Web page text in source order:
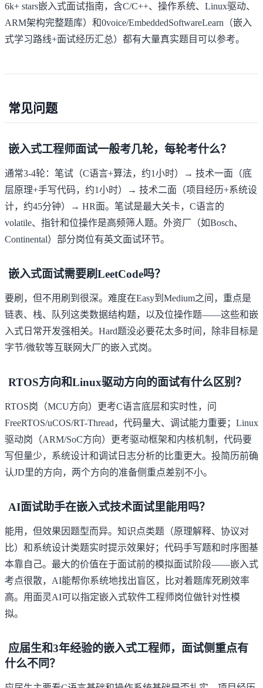
6k+ stars嵌入式面试指南，含C/C++、操作系统、Linux驱动、
ARM架构完整题库）和0voice/EmbeddedSoftwareLearn （嵌入
式学习路线+面试经历汇总）都有大量真实题目可以参考。
常见问题
嵌入式工程师面试一般考几轮，每轮考什么？
通常3-4轮：笔试（C语言+算法，约1小时）→ 技术一面（底
层原理+手写代码，约1小时）→ 技术二面（项目经历+系统设
计，约45分钟）→ HR面。笔试是最大关卡，C语言的
volatile、指针和位操作是高频筛人题。外资厂（如Bosch、
Continental）部分岗位有英文面试环节。
嵌入式面试需要刷LeetCode吗？
要刷，但不用刷到很深。难度在Easy到Medium之间，重点是
链表、栈、队列这类数据结构题，以及位操作题——这些和嵌
入式日常开发强相关。Hard题没必要花太多时间，除非目标是
字节/微软等互联网大厂的嵌入式岗。
RTOS方向和Linux驱动方向的面试有什么区别？
RTOS岗（MCU方向）更考C语言底层和实时性，问
FreeRTOS/uCOS/RT-Thread，代码量大、调试能力重要；Linux
驱动岗（ARM/SoC方向）更考驱动框架和内核机制，代码要
写但量少，系统设计和调试日志分析的比重更大。投简历前确
认JD里的方向，两个方向的准备侧重点差别不小。
AI面试助手在嵌入式技术面试里能用吗？
能用，但效果因题型而异。知识点类题（原理解释、协议对
比）和系统设计类题实时提示效果好；代码手写题和时序图基
本靠自己。最大的价值在于面试前的模拟面试阶段——嵌入式
考点很散，AI能帮你系统地找出盲区，比对着题库死刷效率
高。用 面灵AI可以指定嵌入式软件工程师岗位做针对性模
拟。
应届生和3年经验的嵌入式工程师，面试侧重点有
什么不同？